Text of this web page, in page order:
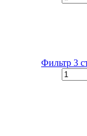
Фильтр 3